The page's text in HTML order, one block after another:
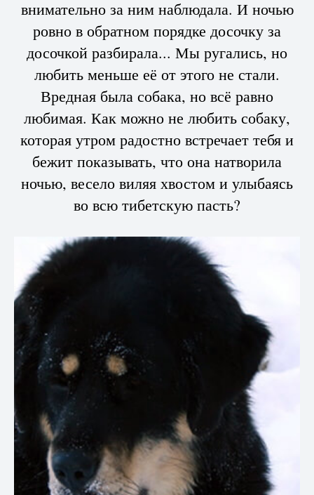
внимательно за ним наблюдала. И ночью
ровно в обратном порядке досочку за
досочкой разбирала... Мы ругались, но
любить меньше её от этого не стали.
Вредная была собака, но всё равно
любимая. Как можно не любить собаку,
которая утром радостно встречает тебя и
бежит показывать, что она натворила
ночью, весело виляя хвостом и улыбаясь
во всю тибетскую пасть?